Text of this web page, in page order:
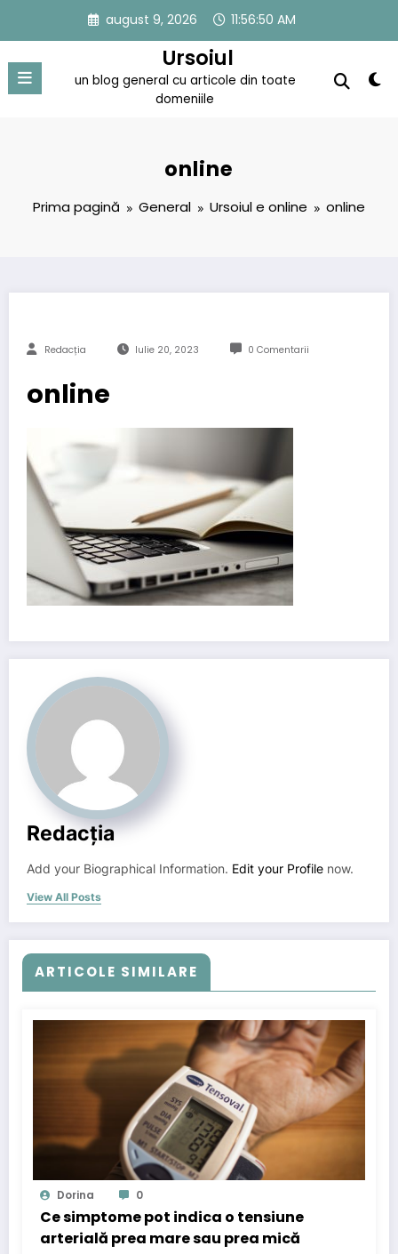
conținut
august 9, 2026 11:56:50 AM
Ursoiul
un blog general cu articole din toate
domeniile
online
Prima pagină General Ursoiul e online online
Redacția Iulie 20, 2023 0 Comentarii
online
Redacția
Add your Biographical Information. Edit your Profile now.
View All Posts
ARTICOLE SIMILARE
Dorina 0
Ce simptome pot indica o tensiune
arterială prea mare sau prea mică